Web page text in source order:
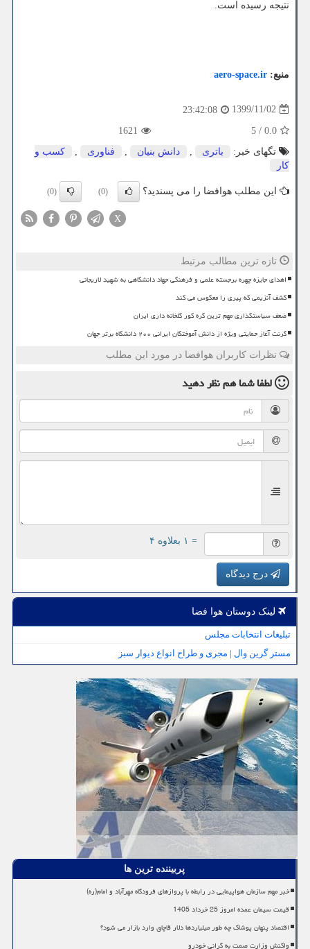
نتیجه رسیده است.
منبع: aero-space.ir
1399/11/02
23:42:08
0.0
/
5
1621
تگهای خبر:
باتری , دانش بنیان , فناوری ,
كسب و
كار
این مطلب هوافضا را می پسندید؟ (0)
(0)
X
تازه ترین مطالب مرتبط
اهدای جایزه چهره برجسته علمی و فرهنگی جهاد دانشگاهی به شهید لاریجانی
کشف آنزیمی که پیری را معکوس می کند
ضعف سیاستگذاری مهم ترین گره کور گلخانه داری ایران
گرنت آغاز حمایتی ویژه از دانش آموختگان ایرانی ۲۰۰ دانشگاه برتر جهان
نظرات کاربران هوافضا در مورد این مطلب
لطفا شما همنظر دهید
= ۱ بعلاوه ۴
درج دیدگاه
لینک دوستان هوا فضا
تبلیغات انتخابات مجلس
مستر گرین وال | مجری و طراح انواع دیوار سبز
پربیننده ترین ها
خبر مهم سازمان هواپیمایی در رابطه با پروازهای فرودگاه مهرآباد و امام(ره)
قیمت سیمان عمده امروز 25 خرداد 1405
اقتصاد پنهان پوشاک چه طور میلیاردها دلار قاچاق وارد بازار می شود؟
واکنش وزارت صمت به گرانی خودرو